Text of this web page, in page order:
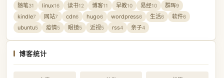
随笔31 linux16 读书12 博客11 早教10 易经10 群晖9
kindle7 网站7 cdn6 hugo6 wordpress6 生活6 软件6
ubuntu5 疫情5 眼镜5 近视5 rss4 亲子4
博客统计